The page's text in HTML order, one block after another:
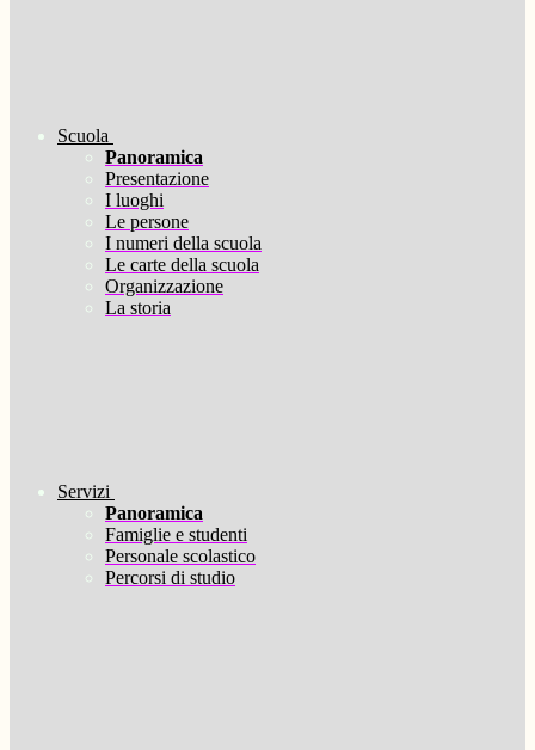
Scuola
Panoramica
Presentazione
I luoghi
Le persone
I numeri della scuola
Le carte della scuola
Organizzazione
La storia
Servizi
Panoramica
Famiglie e studenti
Personale scolastico
Percorsi di studio